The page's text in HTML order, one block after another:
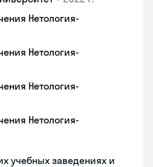
Нетология-
Нетология-
Нетология-
Нетология-
учебных заведениях и